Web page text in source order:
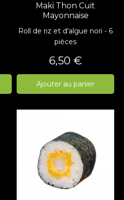
Maki Thon Cuit
Mayonnaise
Roll de riz et d'algue nori - 6
pièces
Prix
6,50 €
Ajouter au panier